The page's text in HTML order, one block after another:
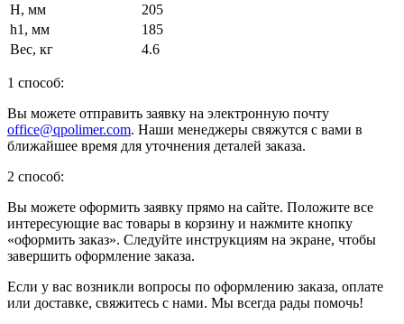
H, мм
205
h1, мм
185
Вес, кг
4.6
1 способ:
Вы можете отправить заявку на электронную почту
office@qpolimer.com. Наши менеджеры свяжутся с вами в
ближайшее время для уточнения деталей заказа.
2 способ:
Вы можете оформить заявку прямо на сайте. Положите все
интересующие вас товары в корзину и нажмите кнопку
«оформить заказ». Следуйте инструкциям на экране, чтобы
завершить оформление заказа.
Если у вас возникли вопросы по оформлению заказа, оплате
или доставке, свяжитесь с нами. Мы всегда рады помочь!